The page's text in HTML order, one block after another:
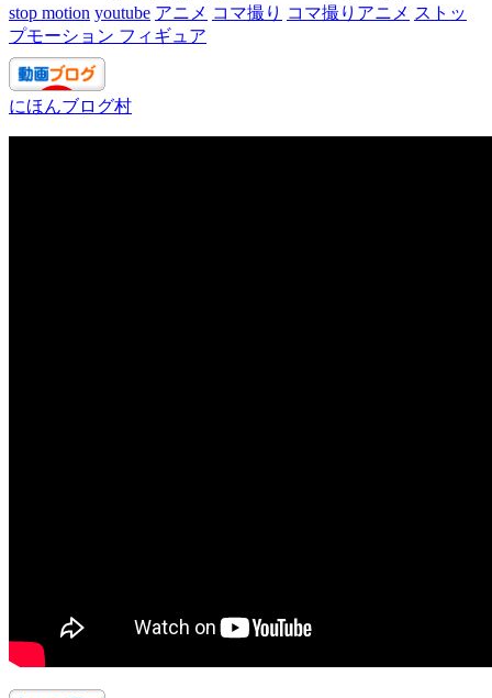
stop motion youtube アニメ コマ撮り コマ撮りアニメ ストッ
プモーション フィギュア
にほんブログ村